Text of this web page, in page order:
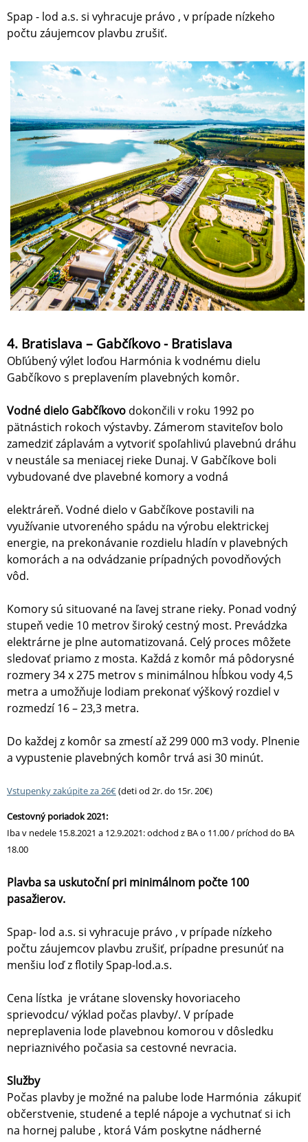
Spap - lod a.s. si vyhracuje právo , v prípade nízkeho
počtu záujemcov plavbu zrušiť.
4. Bratislava – Gabčíkovo - Bratislava
Obľúbený výlet loďou Harmónia k vodnému dielu
Gabčíkovo s preplavením plavebných komôr.
Vodné dielo Gabčíkovo dokončili v roku 1992 po
pätnástich rokoch výstavby. Zámerom staviteľov bolo
zamedziť záplavám a vytvoriť spoľahlivú plavebnú dráhu
v neustále sa meniacej rieke Dunaj. V Gabčíkove boli
vybudované dve plavebné komory a vodná
elektráreň. Vodné dielo v Gabčíkove postavili na
využívanie utvoreného spádu na výrobu elektrickej
energie, na prekonávanie rozdielu hladín v plavebných
komorách a na odvádzanie prípadných povodňových
vôd.
Komory sú situované na ľavej strane rieky. Ponad vodný
stupeň vedie 10 metrov široký cestný most. Prevádzka
elektrárne je plne automatizovaná. Celý proces môžete
sledovať priamo z mosta. Každá z komôr má pôdorysné
rozmery 34 x 275 metrov s minimálnou hĺbkou vody 4,5
metra a umožňuje lodiam prekonať výškový rozdiel v
rozmedzí 16 – 23,3 metra.
Do každej z komôr sa zmestí až 299 000 m3 vody. Plnenie
a vypustenie plavebných komôr trvá asi 30 minút.
Vstupenky zakúpite za 26€(deti od 2r. do 15r. 20€)
Cestovný poriadok 2021:
Iba v nedele 15.8.2021 a 12.9.2021: odchod z BA o 11.00 / príchod do BA
18.00
Plavba sa uskutoční pri minimálnom počte 100
pasažierov.
Spap- lod a.s. si vyhracuje právo , v prípade nízkeho
počtu záujemcov plavbu zrušiť, prípadne presunúť na
menšiu loď z flotily Spap-lod.a.s.
Cena lístka je vrátane slovensky hovoriaceho
sprievodcu/ výklad počas plavby/. V prípade
nepreplavenia lode plavebnou komorou v dôsledku
nepriaznivého počasia sa cestovné nevracia.
Služby
Počas plavby je možné na palube lode Harmónia zákupiť
občerstvenie, studené a teplé nápoje a vychutnať si ich
na hornej palube , ktorá Vám poskytne nádherné